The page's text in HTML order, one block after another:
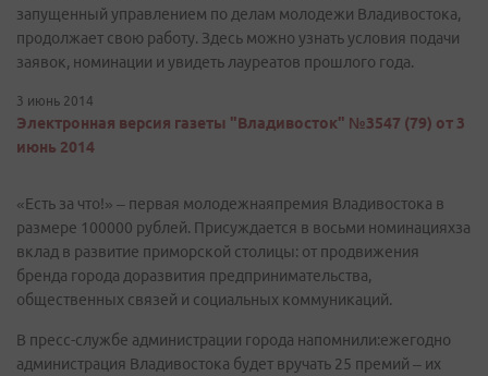
запущенный управлением по делам молодежи Владивостока,
продолжает свою работу. Здесь можно узнать условия подачи
заявок, номинации и увидеть лауреатов прошлого года.
3 июнь 2014
Электронная версия газеты "Владивосток" №3547 (79) от 3
июнь 2014
«Есть за что!» – первая молодежнаяпремия Владивостока в
размере 100000 рублей. Присуждается в восьми номинацияхза
вклад в развитие приморской столицы: от продвижения
бренда города доразвития предпринимательства,
общественных связей и социальных коммуникаций.
В пресс-службе администрации города напомнили:ежегодно
администрация Владивостока будет вручать 25 премий – их